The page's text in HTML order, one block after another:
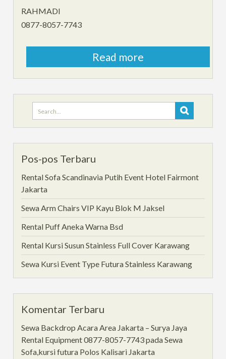
RAHMADI
0877-8057-7743
Read more
Search
for:
Pos-pos Terbaru
Rental Sofa Scandinavia Putih Event Hotel Fairmont
Jakarta
Sewa Arm Chairs VIP Kayu Blok M Jaksel
Rental Puff Aneka Warna Bsd
Rental Kursi Susun Stainless Full Cover Karawang
Sewa Kursi Event Type Futura Stainless Karawang
Komentar Terbaru
Sewa Backdrop Acara Area Jakarta – Surya Jaya
Rental Equipment 0877-8057-7743padaSewa
Sofa,kursi futura Polos Kalisari Jakarta